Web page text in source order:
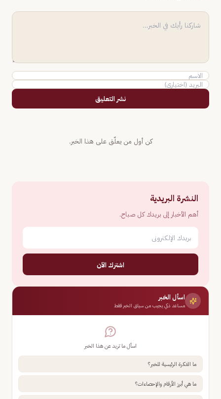
نشر التعليق
كن أول من يعلّق على هذا الخبر.
النشرة البريدية
أهم الأخبار إلى بريدك كل صباح.
اشترك الآن
اسأل الخبر
مساعد ذكي يجيب من سياق الخبر فقط
اسأل ما تريد عن هذا الخبر
ما الفكرة الرئيسية للخبر؟
ما هي أبرز الأرقام والإحصاءات؟